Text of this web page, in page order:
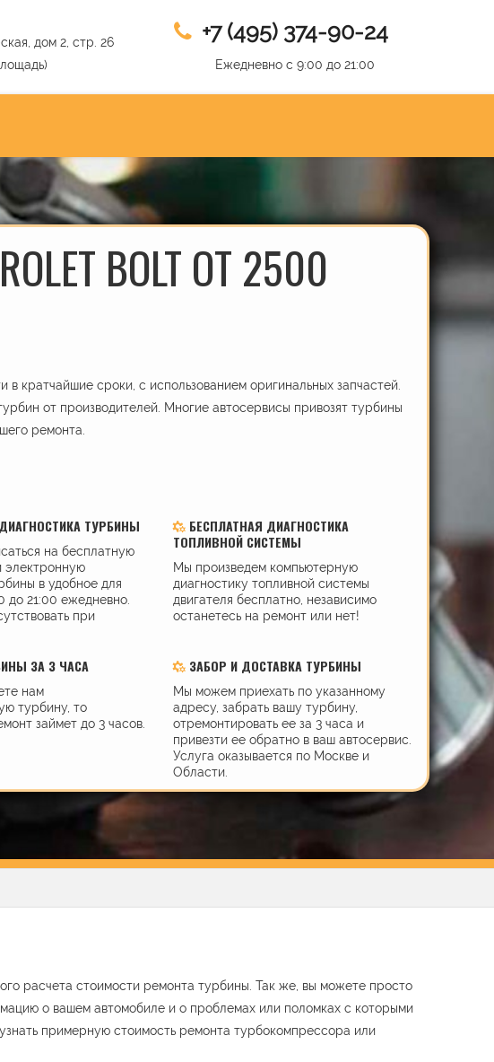
дом 2, стр. 26
+7 (495) 374-90-24
Ежедневно с 9:00 до 21:00
BOLT ОТ 2500
кратчайшие сроки, с использованием оригинальных запчастей.
от производителей. Многие автосервисы привозят турбины
ремонта.
ТУРБИНЫ
на бесплатную
электронную
в удобное для
до 21:00 ежедневно.
при
БЕСПЛАТНАЯ ДИАГНОСТИКА
ТОПЛИВНОЙ СИСТЕМЫ
Мы произведем компьютерную
диагностику топливной системы
двигателя бесплатно, независимо
останетесь на ремонт или нет!
ЗА 3 ЧАСА
нам
турбину, то
займет до 3 часов.
ЗАБОР И ДОСТАВКА ТУРБИНЫ
Мы можем приехать по указанному
адресу, забрать вашу турбину,
отремонтировать ее за 3 часа и
привезти ее обратно в ваш автосервис.
Услуга оказывается по Москве и
Области.
расчета стоимости ремонта турбины. Так же, вы можете просто
о вашем автомобиле и о проблемах или поломках с которыми
примерную стоимость ремонта турбокомпрессора или